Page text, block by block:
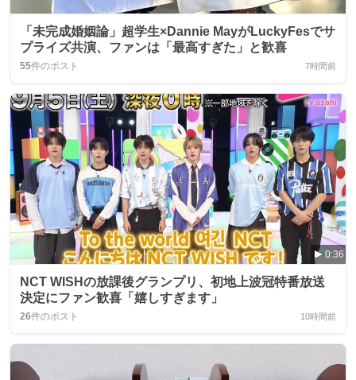
「未完成婚姻論」超学生×Dannie MayがLuckyFesでサ
プライズ共演、ファンは「最高すぎた」と歓喜
55件のポスト 7時間前
0:36
NCT WISHの放課後グランプリ、初地上波冠特番放送
決定にファン歓喜「嬉しすぎます」
26件のポスト 10時間前